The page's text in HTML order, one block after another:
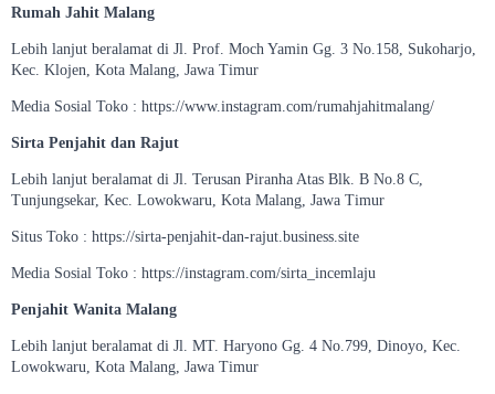
Rumah Jahit Malang
Lebih lanjut beralamat di Jl. Prof. Moch Yamin Gg. 3 No.158, Sukoharjo,
Kec. Klojen, Kota Malang, Jawa Timur
Media Sosial Toko : https://www.instagram.com/rumahjahitmalang/
Sirta Penjahit dan Rajut
Lebih lanjut beralamat di Jl. Terusan Piranha Atas Blk. B No.8 C,
Tunjungsekar, Kec. Lowokwaru, Kota Malang, Jawa Timur
Situs Toko : https://sirta-penjahit-dan-rajut.business.site
Media Sosial Toko : https://instagram.com/sirta_incemlaju
Penjahit Wanita Malang
Lebih lanjut beralamat di Jl. MT. Haryono Gg. 4 No.799, Dinoyo, Kec.
Lowokwaru, Kota Malang, Jawa Timur